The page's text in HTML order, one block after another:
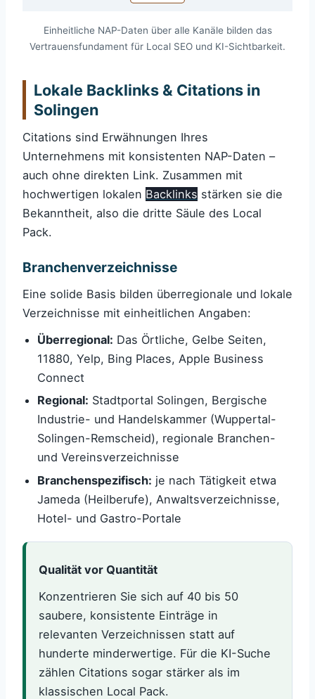
Einheitliche NAP-Daten über alle Kanäle bilden das
Vertrauensfundament für Local SEO und KI-Sichtbarkeit.
Lokale Backlinks & Citations in
Solingen
Citations sind Erwähnungen Ihres
Unternehmens mit konsistenten NAP-Daten –
auch ohne direkten Link. Zusammen mit
hochwertigen lokalen Backlinks stärken sie die
Bekanntheit, also die dritte Säule des Local
Pack.
Branchenverzeichnisse
Eine solide Basis bilden überregionale und lokale
Verzeichnisse mit einheitlichen Angaben:
Überregional: Das Örtliche, Gelbe Seiten,
11880, Yelp, Bing Places, Apple Business
Connect
Regional: Stadtportal Solingen, Bergische
Industrie- und Handelskammer (Wuppertal-
Solingen-Remscheid), regionale Branchen-
und Vereinsverzeichnisse
Branchenspezifisch: je nach Tätigkeit etwa
Jameda (Heilberufe), Anwaltsverzeichnisse,
Hotel- und Gastro-Portale
Qualität vor Quantität
Konzentrieren Sie sich auf 40 bis 50
saubere, konsistente Einträge in
relevanten Verzeichnissen statt auf
hunderte minderwertige. Für die KI-Suche
zählen Citations sogar stärker als im
klassischen Local Pack.